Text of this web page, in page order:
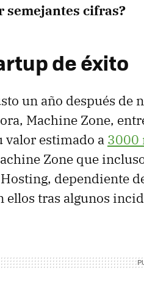
semejantes cifras?
de éxito
un año después de
Machine Zone,
valor estimado a 3000
Zone que
dependiente
ellos tras algunos